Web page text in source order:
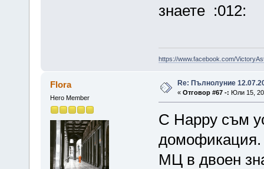
знаете :012:
https://www.facebook.com/
Flora
Hero Member
Re: Пълнолуние
« Отговор #67 -: Юли 15,
С Happy съм
МЦ в двоен